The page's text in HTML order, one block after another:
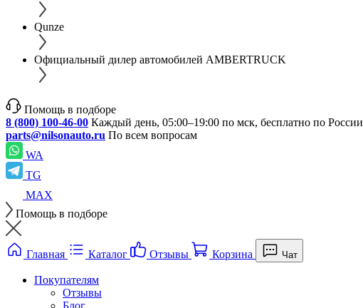
Qunze
Официальный дилер автомобилей AMBERTRUCK
Помощь в подборе
8 (800) 100-46-00 Каждый день, 05:00–19:00 по мск, бесплатно по России
parts@nilsonauto.ru По всем вопросам
WA
TG
MAX
Помощь в подборе
Главная Каталог Отзывы Корзина Чат
Покупателям
Отзывы
Блог